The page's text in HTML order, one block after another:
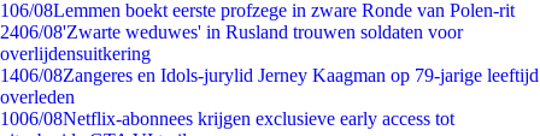
106/08Lemmen boekt eerste profzege in zware Ronde van Polen-rit
2406/08'Zwarte weduwes' in Rusland trouwen soldaten voor
overlijdensuitkering
1406/08Zangeres en Idols-jurylid Jerney Kaagman op 79-jarige leeftijd
overleden
1006/08Netflix-abonnees krijgen exclusieve early access tot